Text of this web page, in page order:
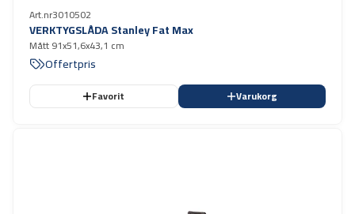
Art.nr3010502
VERKTYGSLÅDA Stanley Fat Max
Mått 91x51,6x43,1 cm
Offertpris
Favorit Varukorg